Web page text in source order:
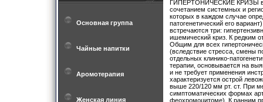
Основная группа
Чайные напитки
Аромотерапия
Женская линия
ГИПЕРТОНИЧЕСКИЕ КРИЗЫ
сочетанием системных и
которых в каждом случае
патогенетический его
встречаются три:
ишемический криз. К редким
Общим для всех
(вследствие стресса, смены
отдельных клинико-
терапии, основывается на
и не требует применения
характеризуется острой
выше 220/120 мм рт. ст. При
симптоматических формах
феохромоцитоме). К ранним